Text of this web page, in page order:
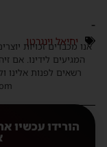
-
יחיאל וינגרטן
אנו מכבדים זכויות
המגיעים לידינו. אם
רשאים לפנות אלינו
הורידו עכשיו